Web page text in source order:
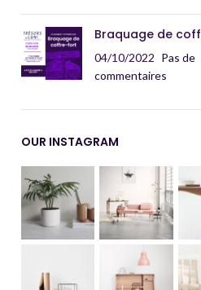
Braquage de
04/10/2022 Pas de
commentaires
OUR INSTAGRAM